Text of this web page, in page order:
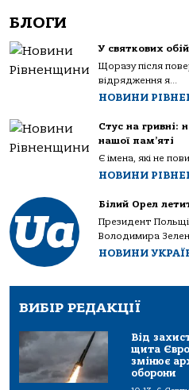
БЛОГИ
У святкових
Щоразу після
відрядження я...
НОВИНИ
Стус на гривні:
нашої пам’яті
Є імена, які не
НОВИНИ
Білий Орел
Президент
Володимира
НОВИНИ
ВИБІР РЕДАКЦІЇ
Від
щита
змінює
оборони